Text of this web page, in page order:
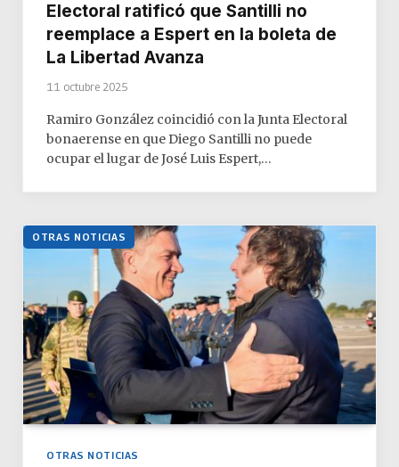
Electoral ratificó que Santilli no
reemplace a Espert en la boleta de
La Libertad Avanza
11 octubre 2025
Ramiro González coincidió con la Junta Electoral
bonaerense en que Diego Santilli no puede
ocupar el lugar de José Luis Espert,…
OTRAS NOTICIAS
OTRAS NOTICIAS